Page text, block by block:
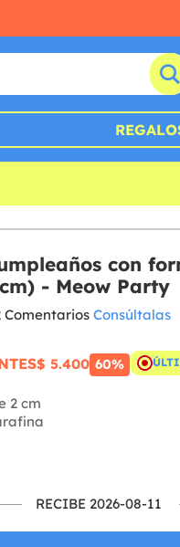
con
- Meow Party
Comentarios Consúltalas
$ 5.400 60%
2 cm
RECIBE 2026-08-11